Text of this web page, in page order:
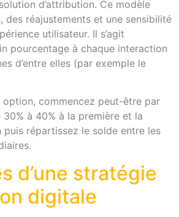
d’attribution. Ce modèle
des réajustements et une sensibilité
utilisateur. Il s’agit
pourcentage à chaque interaction
d’entre elles (par exemple le
option, commencez peut-être par
à 40% à la première et la
puis répartissez le solde entre les
d’une stratégie
digitale